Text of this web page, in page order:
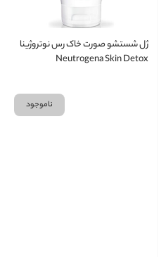
ژل شستشو صورت خاک رس نوتروژینا
Neutrogena Skin Detox
ناموجود